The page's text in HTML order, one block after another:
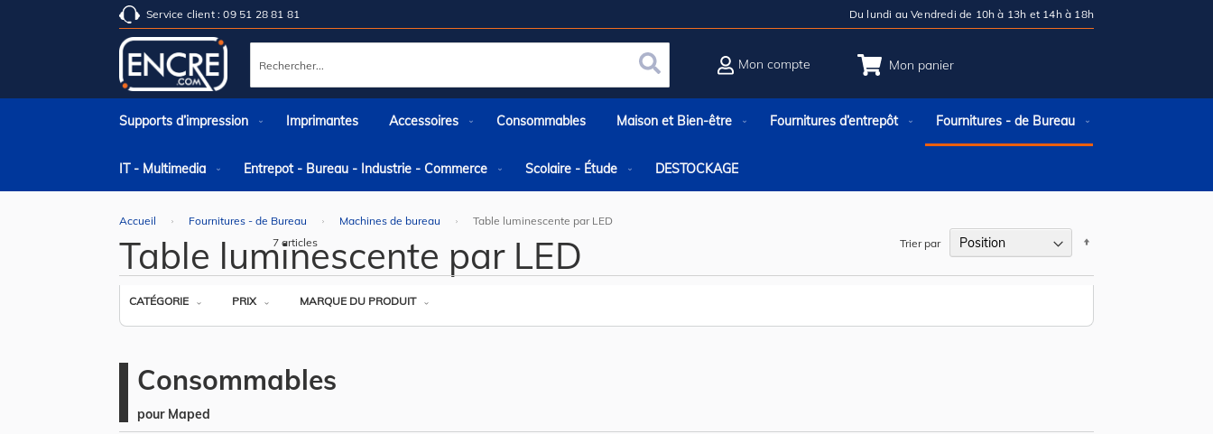
Service client : 09 51 28 81 81 Du lundi au Vendredi de 10h à 13h et 14h à 18h
Mon panier
Rechercher Rechercher
Mon compte
Supports d’impression Imprimantes Accessoires Consommables Maison et Bien-être Fournitures d’entrepôt Fournitures - de Bureau
IT - Multimedia Entrepot - Bureau - Industrie - Commerce Scolaire - Étude DESTOCKAGE
Accueil Fournitures - de Bureau Machines de bureau Table luminescente par LED
Table luminescente par LED
CATÉGORIE PRIX MARQUE DU PRODUIT
7 articles Trier par
Consommables
pour Maped